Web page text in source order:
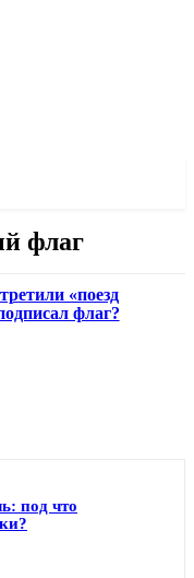
флаг
«поезд
флаг?
под что